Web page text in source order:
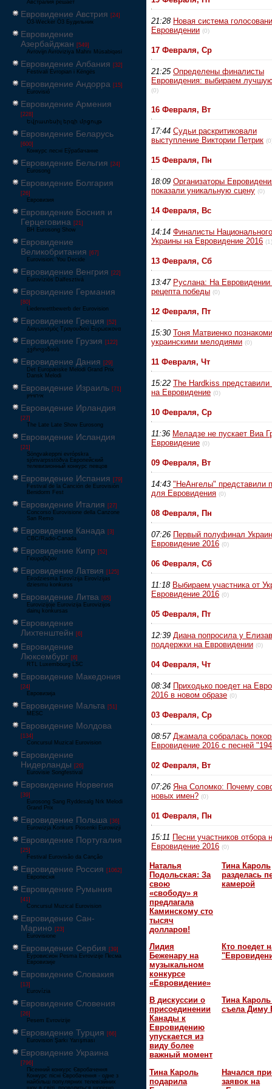
Австралия решает
Евровидение Австрия [24]
Ö3-Wecker Ö3 Будильник
Евровидение
Азербайджан [549]
Avrovijn Avroviziya Mahnı Müsabiqəsi
Евровидение Албания [32]
Festivali Evropian i Këngës
Евровидение Андорра [15]
Eurovisió
Евровидение Армения
[228]
Եվրատեսիլ երգի մրցույթ
Евровидение Беларусь
[600]
Конкурс песні Еўрабачанне
Евровидение Бельгия [24]
Eurosong
Евровидение Болгария
[26]
Евровизия
Евровидение Босния и
Герцеговина [21]
BH Eurosong Show
Евровидение
Великобритания [67]
Eurovision: You Decide
Евровидение Венгрия [22]
Eurovíziós Dalfesztivá
Евровидение Германия
[80]
Liederwettbewerb der Eurovision
Евровидение Греция [52]
Διαγωνισμός Τραγουδιού Ευρώεικονα
Евровидение Грузия [122]
ევროვიზიის
Евровидение Дания [29]
Det Europæiske Melodi Grand Prix
Dansk Melodi
Евровидение Израиль [71]
‏אירוויזיון
Евровидение Ирландия
[27]
The Late Late Show Eurosong
Евровидение Исландия
[21]
Söngvakeppni evrópskra
sjónvarpsstöðva Европейский
телевизионный конкурс певцов
Евровидение Испания [79]
Festival de la Canción de Eurovisión
Benidorm Fest
Евровидение Италия [27]
Concorso Eurovisione della Canzone
San Remo
Евровидение Канада [3]
CBC/Radio-Canada
Евровидение Кипр [52]
Γιουροβίζιον
Евровидение Латвия [125]
Eirodziesma Eirovīzija Eirovīzijas
dziesmu konkurss
Евровидение Литва [65]
Eurovizijoje Eurovizija Eurovizijos
dainų konkursas
Евровидение
Лихтенштейн [6]
Евровидение
Люксембург [6]
RTL Luxembourg LSC
Евровидение Македония
[24]
Евровизија
Евровидение Мальта [51]
MESC
Евровидение Молдова
[134]
Concursul Muzical Eurovision
Евровидение
Нидерланды [26]
Eurovisie Songfestival
Евровидение Норвегия
[39]
Eurosong Sang Ryddesalg Nrk Melodi
Grand Prix
Евровидение Польша [36]
Eurowizja Konkurs Piosenki Eurowizji
Евровидение Португалия
[25]
Festival Eurovisão da Canção
Евровидение Россия [1062]
Европесня
Евровидение Румыния
[41]
Concursul Muzical Eurovision
Евровидение Сан-
Марино [23]
Eurovisione
Евровидение Сербия [39]
Еуровисион Pesma Evrovizije Песма
Евровизије
Евровидение Словакия
[13]
Eurovízia
Евровидение Словения
[26]
Pesem Evrovizije
Евровидение Турция [66]
Eurovision Şarkı Yarışması
Евровидение Украина
[796]
Пісенний конкурс Євробачення
Конкурс пісні Євробачення - одне з
найбільш популярних телевізійних
шоу в світі, проводиться щорічно,
21:28 Новая система
Евровидении (0)
17 Февраля, Ср
21:25 Определены финалисты
Евровидения: выбираем
(0)
16 Февраля, Вт
17:44 Судьи раскритиковали
выступление Виктории Петрик
15 Февраля, Пн
18:09 Организаторы
показали уникальную сцену (0)
14 Февраля, Вс
14:14 Финалисты
Украины на Евровидение 2016 (1)
13 Февраля, Сб
13:47 Руслана: На Евровидении
рецепта победы (0)
12 Февраля, Пт
15:30 Тоня Матвиенко
украинскими мелодиями (0)
11 Февраля, Чт
15:22 The Hardkiss
на Евровидение (0)
10 Февраля, Ср
11:36 Меладзе не пускает Виа
Евровидение (0)
09 Февраля, Вт
14:43 "НеАнгелы" представили
для Евровидения (0)
08 Февраля, Пн
07:26 Первый полуфинал
Евровидение 2016 (0)
06 Февраля, Сб
11:18 Выбираем участника от
Евровидение 2016 (0)
05 Февраля, Пт
12:39 Диана попросила у
поддержки на Евровидении (0)
04 Февраля, Чт
08:34 Приходько поедет на
2016 в новом образе (0)
03 Февраля, Ср
08:57 Джамала собралась
Евровидение 2016 с песней
02 Февраля, Вт
07:26 Яна Соломко: Почему
новых имен? (0)
01 Февраля, Пн
15:11 Песни участников отбора
Евровидение 2016 (0)
Наталья
Подольская: За
свою
«свободу» я
предлагала
Каминскому сто
тысяч
долларов!
Тина Кароль
разделась
камерой
Лидия
Беженару на
музыкальном
конкурсе
«Евровидение»
Кто поедет
В дискуссии о
присоединении
Канады к
Евровидению
упускается из
виду более
важный момент
Тина
съела Диму
Тина Кароль
подарила
Начался
заявок на